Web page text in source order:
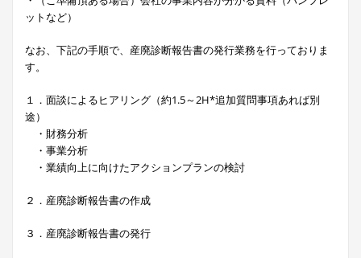
ットなど）
なお、下記の手順で、産廃診断報告書の発行業務を行っておりま
す。
１．面談によるヒアリング（約1.5～2H*追加質問事項あれば別
途）
・財務分析
・事業分析
・業績向上に向けたアクションプランの検討
２．産廃診断報告書の作成
３．産廃診断報告書の発行